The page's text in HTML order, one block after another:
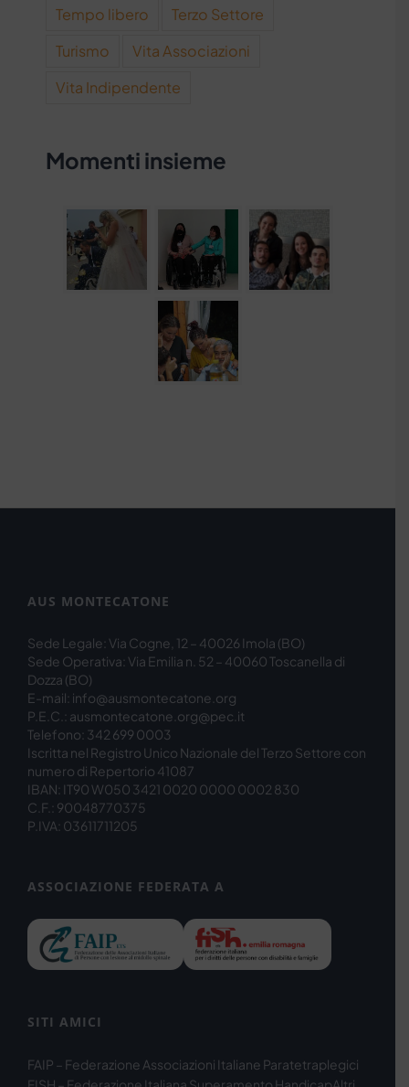
Tempo libero
Terzo Settore
Turismo
Vita Associazioni
Vita Indipendente
Momenti insieme
AUS MONTECATONE
Sede Legale: Via Cogne, 12 – 40026 Imola (BO)
Sede Operativa: Via Emilia n. 52 – 40060 Toscanella di
Dozza (BO)
E-mail: info@ausmontecatone.org
P.E.C.: ausmontecatone.org@pec.it
Telefono: 342 699 0003
Iscritta nel Registro Unico Nazionale del Terzo Settore con
numero di Repertorio 41087
IBAN: IT90 W050 3421 0020 0000 0002 830
C.F.: 90048770375
P.IVA: 03611711205
ASSOCIAZIONE FEDERATA A
SITI AMICI
FAIP – Federazione Associazioni Italiane Paratetraplegici